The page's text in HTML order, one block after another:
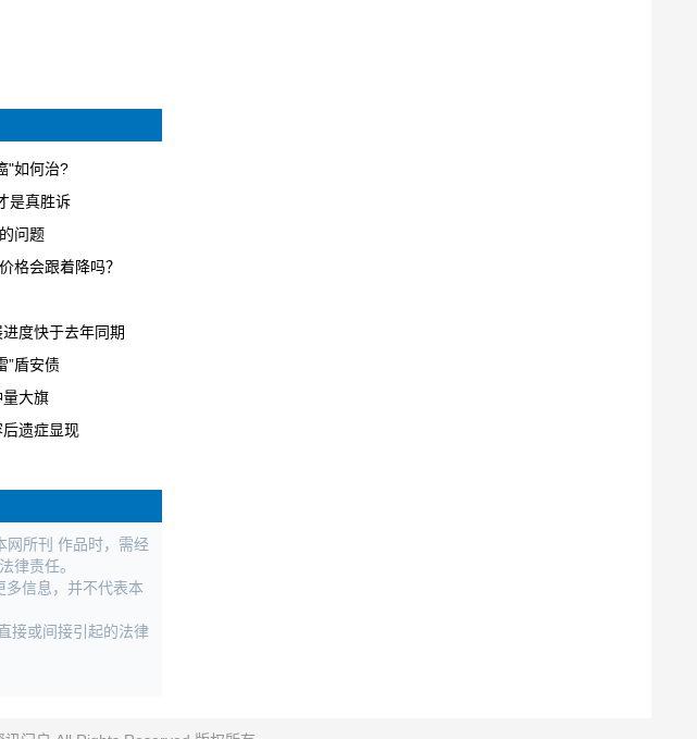
"如何治?
是真胜诉
问题
格会跟着降吗？
度快于去年同期
”盾安债
大旗
遗症显现
网所刊 作品时，需经
律责任。
多信息，并不代表本
接或间接引起的法律